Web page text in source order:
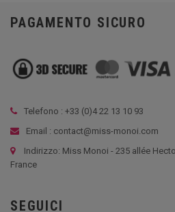
PAGAMENTO SICURO
Telefono : +33 (0)4 22 13 10 93
Email : contact@miss-monoi.com
Indirizzo: Miss Monoi - 235 allée
France
SEGUICI